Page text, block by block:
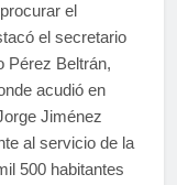
el
el secretario
Pérez Beltrán,
acudió en
Jiménez
al servicio de la
500 habitantes